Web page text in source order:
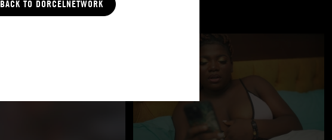
BACK TO DORCELNETWORK